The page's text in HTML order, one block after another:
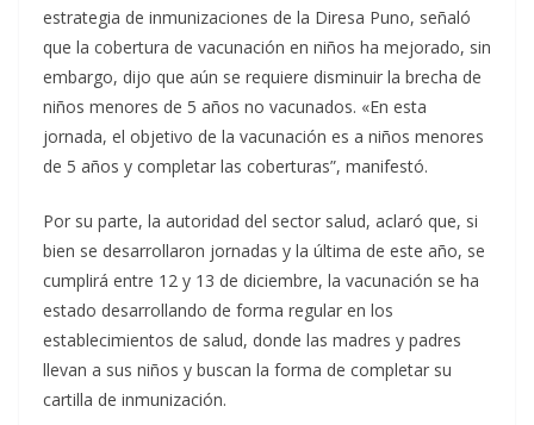
estrategia de inmunizaciones de la Diresa Puno, señaló
que la cobertura de vacunación en niños ha mejorado, sin
embargo, dijo que aún se requiere disminuir la brecha de
niños menores de 5 años no vacunados. «En esta
jornada, el objetivo de la vacunación es a niños menores
de 5 años y completar las coberturas”, manifestó.
Por su parte, la autoridad del sector salud, aclaró que, si
bien se desarrollaron jornadas y la última de este año, se
cumplirá entre 12 y 13 de diciembre, la vacunación se ha
estado desarrollando de forma regular en los
establecimientos de salud, donde las madres y padres
llevan a sus niños y buscan la forma de completar su
cartilla de inmunización.